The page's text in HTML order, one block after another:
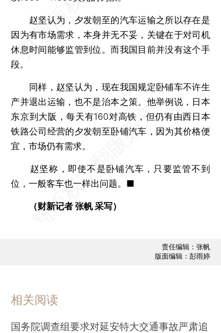
赵坚认为，夕发朝至的汽车运输之所以存在是
因为有市场需求，本身并无不妥，关键在于对司机
休息时间能够监管到位。而我国目前并没有这个手
段。
同样，赵坚认为，现在我国规定卧铺车不许生
产并退出运输，也不是治本之策。他举例说，日本
东京到大阪，每天有160对高铁，但仍有由西日本
铁路公司经营的夕发朝至卧铺汽车，因为其价格便
宜，市场仍有需求。
赵坚称，即使不是卧铺汽车，只要监管不到
位，一般客车也一样出问题。■
（财新记者 张帆 采写）
责任编辑：张帆
版面编辑：彭雨婷
相关阅读
国务院调查组要求对延安特大交通事故严肃追